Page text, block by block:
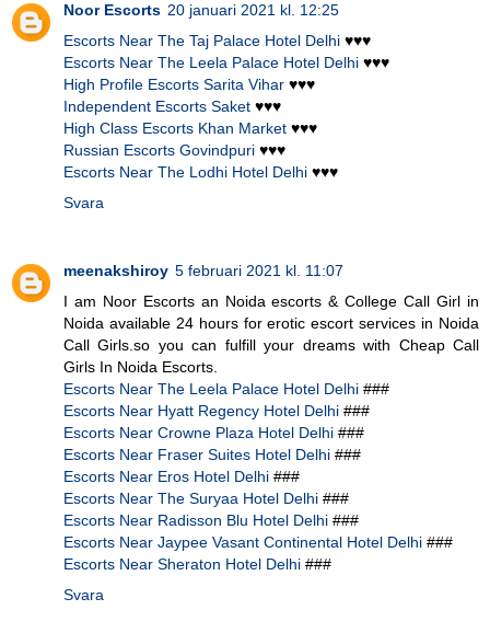
Noor Escorts 20 januari 2021 kl. 12:25
Escorts Near The Taj Palace Hotel Delhi ♥♥♥
Escorts Near The Leela Palace Hotel Delhi ♥♥♥
High Profile Escorts Sarita Vihar ♥♥♥
Independent Escorts Saket ♥♥♥
High Class Escorts Khan Market ♥♥♥
Russian Escorts Govindpuri ♥♥♥
Escorts Near The Lodhi Hotel Delhi ♥♥♥
Svara
meenakshiroy 5 februari 2021 kl. 11:07
I am Noor Escorts an Noida escorts & College Call Girl in
Noida available 24 hours for erotic escort services in Noida
Call Girls.so you can fulfill your dreams with Cheap Call
Girls In Noida Escorts.
Escorts Near The Leela Palace Hotel Delhi ###
Escorts Near Hyatt Regency Hotel Delhi ###
Escorts Near Crowne Plaza Hotel Delhi ###
Escorts Near Fraser Suites Hotel Delhi ###
Escorts Near Eros Hotel Delhi ###
Escorts Near The Suryaa Hotel Delhi ###
Escorts Near Radisson Blu Hotel Delhi ###
Escorts Near Jaypee Vasant Continental Hotel Delhi ###
Escorts Near Sheraton Hotel Delhi ###
Svara